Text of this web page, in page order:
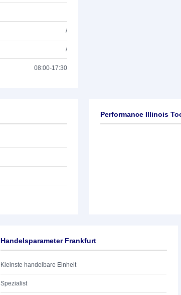
/
/
08:00-17:30
Performance Illinois
Handelsparameter Frankfurt
Kleinste handelbare Einheit
Spezialist